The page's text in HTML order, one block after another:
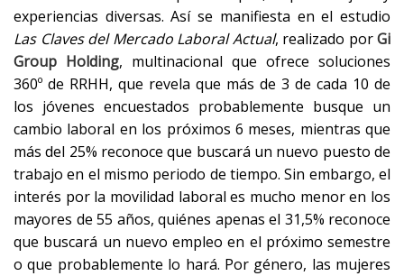
experiencias diversas. Así se manifiesta en el estudio
Las Claves del Mercado Laboral Actual, realizado porGi
Group Holding, multinacional que ofrece soluciones
360º de RRHH, que revela que más de 3 de cada 10 de
los jóvenes encuestados probablemente busque un
cambio laboral en los próximos 6 meses, mientras que
más del 25% reconoce que buscará un nuevo puesto de
trabajo en el mismo periodo de tiempo. Sin embargo, el
interés por la movilidad laboral es mucho menor en los
mayores de 55 años, quiénes apenas el 31,5% reconoce
que buscará un nuevo empleo en el próximo semestre
o que probablemente lo hará. Por género, las mujeres